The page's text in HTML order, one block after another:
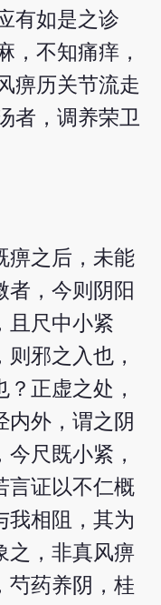
有如是之诊
，不知痛痒，
痹历关节流走
者，调养荣卫
痹之后，未能
者，今则阴阳
且尺中小紧
邪之入也，
正虚之处，
内外，谓之阴
尺既小紧，
言证以不仁概
我相阻，其为
之，非真风痹
芍药养阴，桂